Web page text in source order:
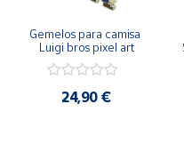
Gemelos para camisa
Luigi bros pixel art
24,90 €